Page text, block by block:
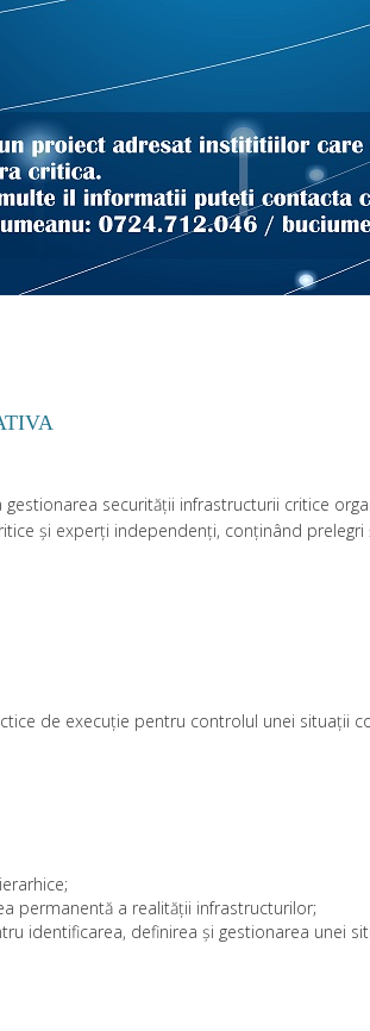
securității infrastructurii critice
și experți independenți, conținând
de execuție pentru controlul unei situații
permanentă a realității infrastructurilor;
identificarea, definirea și gestionarea unei